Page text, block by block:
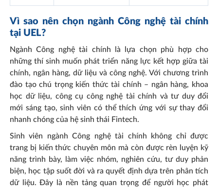
Vì sao nên chọn ngành Công nghệ tài chính
tại UEL?
Ngành Công nghệ tài chính là lựa chọn phù hợp cho
những thí sinh muốn phát triển năng lực kết hợp giữa tài
chính, ngân hàng, dữ liệu và công nghệ. Với chương trình
đào tạo chú trọng kiến thức tài chính – ngân hàng, khoa
học dữ liệu, công cụ công nghệ tài chính và tư duy đổi
mới sáng tạo, sinh viên có thể thích ứng với sự thay đổi
nhanh chóng của hệ sinh thái Fintech.
Sinh viên ngành Công nghệ tài chính không chỉ được
trang bị kiến thức chuyên môn mà còn được rèn luyện kỹ
năng trình bày, làm việc nhóm, nghiên cứu, tư duy phản
biện, học tập suốt đời và ra quyết định dựa trên phân tích
dữ liệu. Đây là nền tảng quan trọng để người học phát